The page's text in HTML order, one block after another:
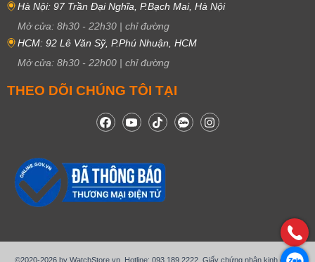
Hà Nội: 97 Trần Đại Nghĩa, P.Bạch Mai, Hà Nội
Mở cửa: 8h30 - 22h30 | chỉ đường
HCM: 92 Lê Văn Sỹ, P.Phú Nhuận, HCM
Mở cửa: 8h30 - 22h00 | chỉ đường
THEO DÕI CHÚNG TÔI TẠI
©2020-2026 by WatchStore.vn. Hotline: 093.189.2222. Giấy chứng nhận kinh doanh